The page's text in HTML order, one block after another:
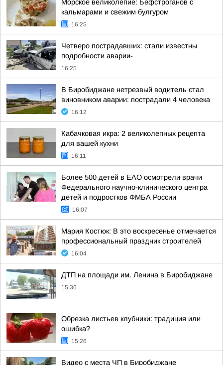
Морское великолепие: Бефстроганов с
кальмарами и свежим булгуром
16:25
Четверо пострадавших: стали известны
подробности аварии-
16:25
В Биробиджане нетрезвый водитель стал
виновником аварии: пострадали 4 человека
16:12
Кабачковая икра: 2 великолепных рецепта
для вашей кухни
16:11
Более 500 детей в ЕАО осмотрели врачи
Федерального научно-клинического центра
детей и подростков ФМБА России
16:07
Мария Костюк: В это воскресенье отмечается
профессиональный праздник строителей
16:04
ДТП на площади им. Ленина в Биробиджане
15:36
Обрезка листьев клубники: традиция или
ошибка?
15:26
Видео с места ЧП в Биробиджане